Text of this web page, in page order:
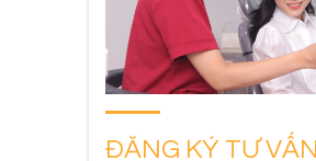
ĐĂNG KÝ TƯ VẤN